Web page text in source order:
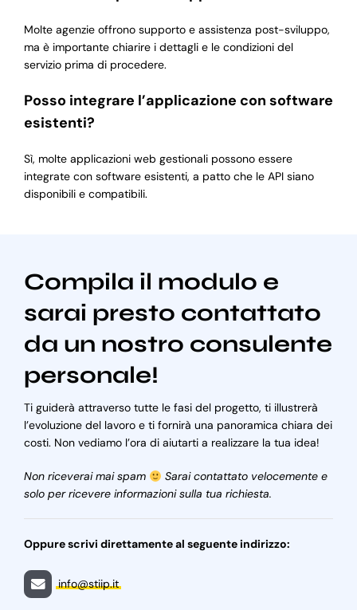
Molte agenzie offrono supporto e assistenza post-sviluppo,
ma è importante chiarire i dettagli e le condizioni del
servizio prima di procedere.
Posso integrare l’applicazione con software
esistenti?
Sì, molte applicazioni web gestionali possono essere
integrate con software esistenti, a patto che le API siano
disponibili e compatibili.
Compila il modulo e
sarai presto contattato
da un nostro consulente
personale!
Ti guiderà attraverso tutte le fasi del progetto, ti illustrerà
l’evoluzione del lavoro e ti fornirà una panoramica chiara dei
costi. Non vediamo l’ora di aiutarti a realizzare la tua idea!
Non riceverai mai spam
Sarai contattato velocemente e
solo per ricevere informazioni sulla tua richiesta.
Oppure scrivi direttamente al seguente indirizzo:
info@stiip.it